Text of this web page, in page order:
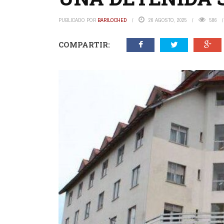
PUBLICADO POR BARILOCHED 26 AGOSTO, 2025 586
COMPARTIR: